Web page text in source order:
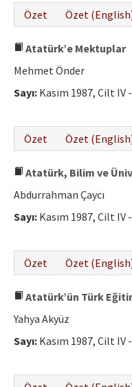
Özet
Özet
Atatürk’e Mektuplar
Mehmet Önder
Sayı: Kasım 1987, Cilt IV -
Özet
Özet
Atatürk, Bilim ve
Abdurrahman Çaycı
Sayı: Kasım 1987, Cilt IV -
Özet
Özet
Atatürk’ün Türk
Yahya Akyüz
Sayı: Kasım 1987, Cilt IV -